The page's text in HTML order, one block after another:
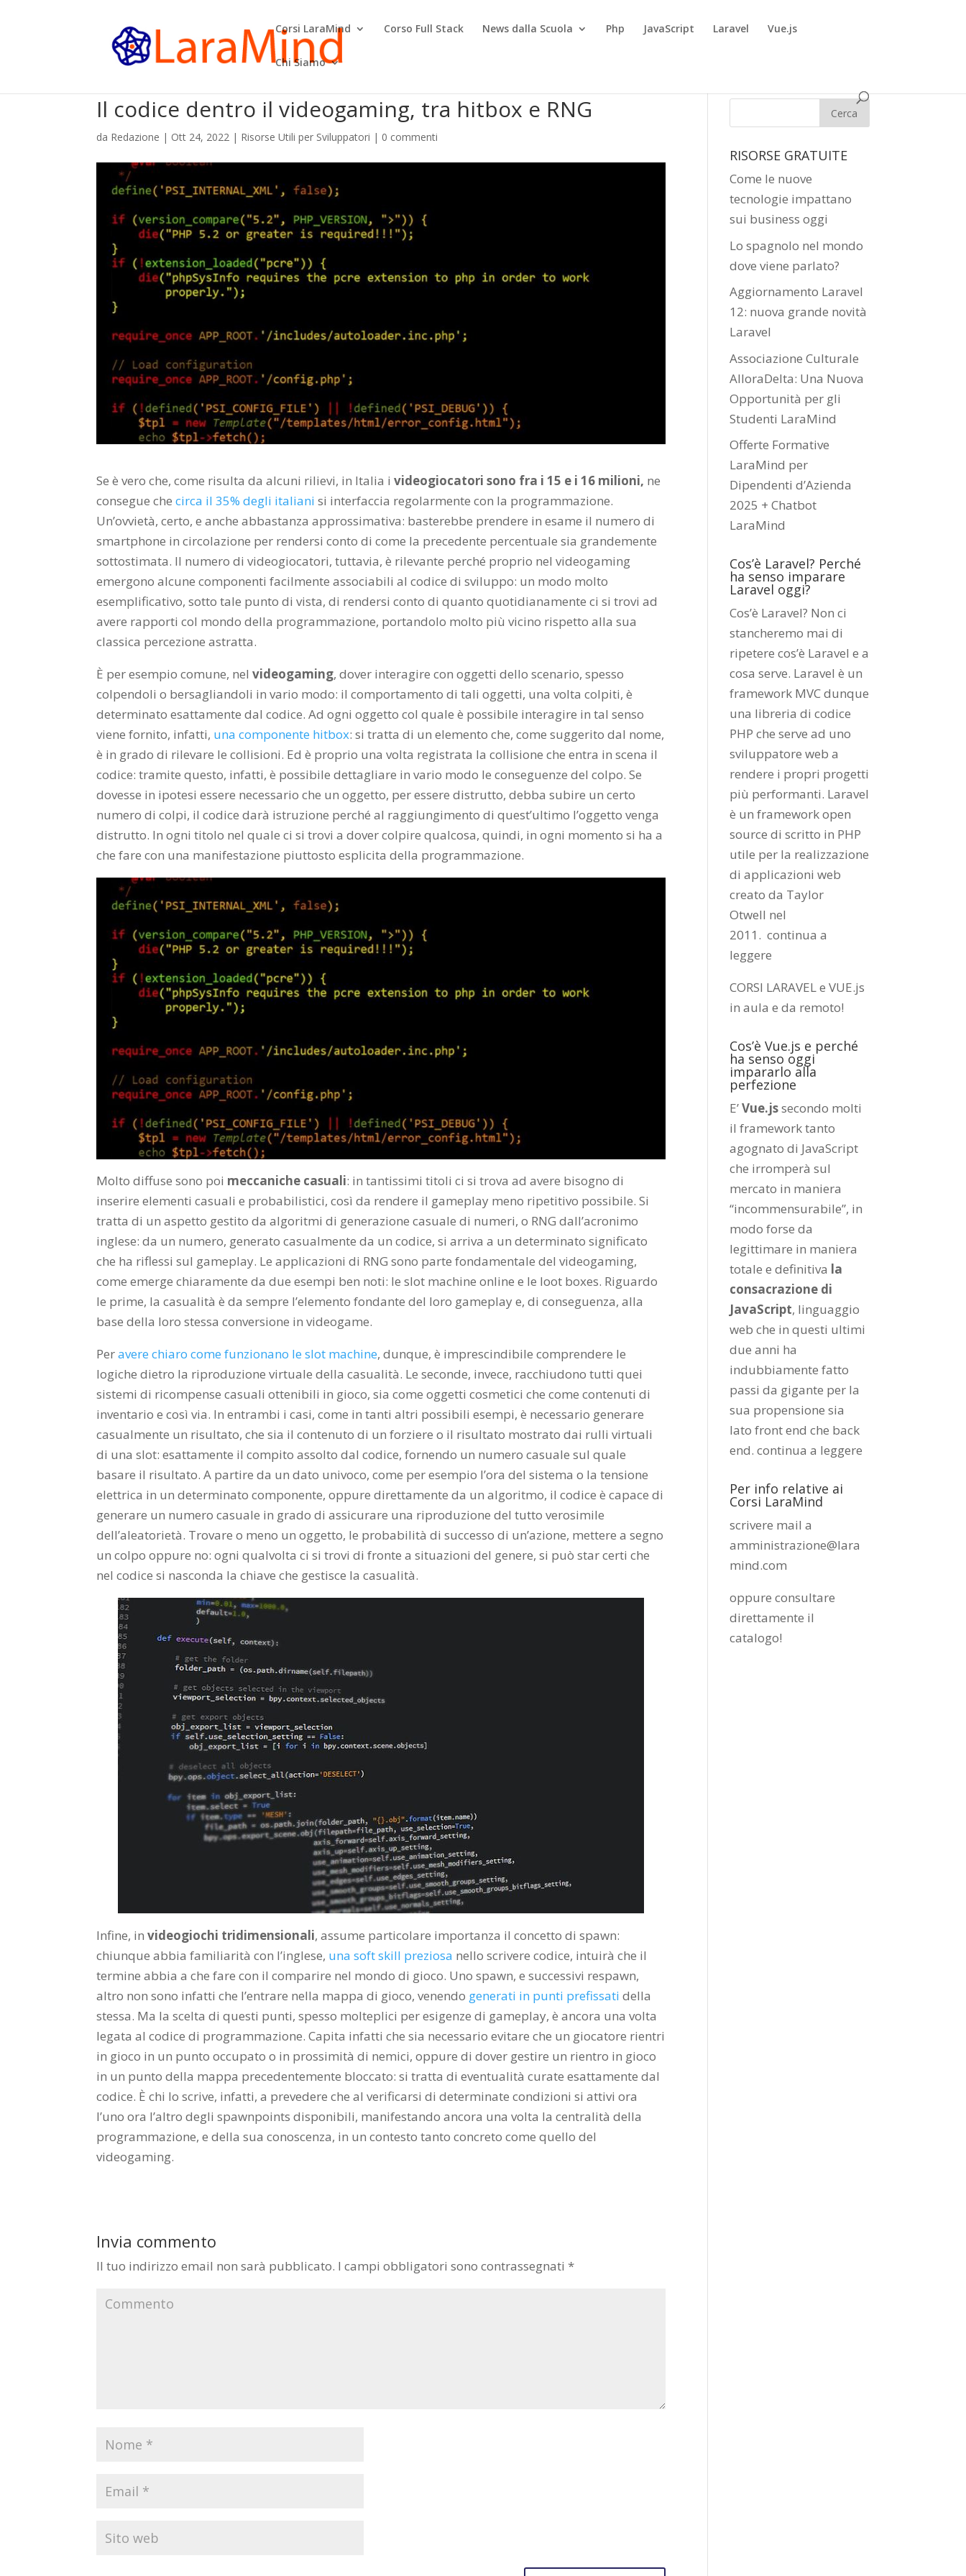
Corsi LaraMind Corso Full Stack News dalla Scuola Php JavaScript Laravel Vue.js
Chi Siamo
Il codice dentro il videogaming, tra hitbox e RNG
da Redazione | Ott 24, 2022 | Risorse Utili per Sviluppatori | 0 commenti
Se è vero che, come risulta da alcuni rilievi, in Italia ivideogiocatori sono fra i 15 e i 16 milioni, ne
consegue checirca il 35% degli italiani si interfaccia regolarmente con la programmazione.
Un’ovvietà, certo, e anche abbastanza approssimativa: basterebbe prendere in esame il numero di
smartphone in circolazione per rendersi conto di come la precedente percentuale sia grandemente
sottostimata. Il numero di videogiocatori, tuttavia, è rilevante perché proprio nel videogaming
emergono alcune componenti facilmente associabili al codice di sviluppo: un modo molto
esemplificativo, sotto tale punto di vista, di rendersi conto di quanto quotidianamente ci si trovi ad
avere rapporti col mondo della programmazione, portandolo molto più vicino rispetto alla sua
classica percezione astratta.
È per esempio comune, nelvideogaming, dover interagire con oggetti dello scenario, spesso
colpendoli o bersagliandoli in vario modo: il comportamento di tali oggetti, una volta colpiti, è
determinato esattamente dal codice. Ad ogni oggetto col quale è possibile interagire in tal senso
viene fornito, infatti, una componente hitbox: si tratta di un elemento che, come suggerito dal nome,
è in grado di rilevare le collisioni. Ed è proprio una volta registrata la collisione che entra in scena il
codice: tramite questo, infatti, è possibile dettagliare in vario modo le conseguenze del colpo. Se
dovesse in ipotesi essere necessario che un oggetto, per essere distrutto, debba subire un certo
numero di colpi, il codice darà istruzione perché al raggiungimento di quest’ultimo l’oggetto venga
distrutto. In ogni titolo nel quale ci si trovi a dover colpire qualcosa, quindi, in ogni momento si ha a
che fare con una manifestazione piuttosto esplicita della programmazione.
Molto diffuse sono poi meccaniche casuali: in tantissimi titoli ci si trova ad avere bisogno di
inserire elementi casuali e probabilistici, così da rendere il gameplay meno ripetitivo possibile. Si
tratta di un aspetto gestito da algoritmi di generazione casuale di numeri, o RNG dall’acronimo
inglese: da un numero, generato casualmente da un codice, si arriva a un determinato significato
che ha riflessi sul gameplay. Le applicazioni di RNG sono parte fondamentale del videogaming,
come emerge chiaramente da due esempi ben noti: le slot machine online e le loot boxes. Riguardo
le prime, la casualità è da sempre l’elemento fondante del loro gameplay e, di conseguenza, alla
base della loro stessa conversione in videogame.
Peravere chiaro come funzionano le slot machine, dunque, è imprescindibile comprendere le
logiche dietro la riproduzione virtuale della casualità. Le seconde, invece, racchiudono tutti quei
sistemi di ricompense casuali ottenibili in gioco, sia come oggetti cosmetici che come contenuti di
inventario e così via. In entrambi i casi, come in tanti altri possibili esempi, è necessario generare
casualmente un risultato, che sia il contenuto di un forziere o il risultato mostrato dai rulli virtuali
di una slot: esattamente il compito assolto dal codice, fornendo un numero casuale sul quale
basare il risultato. A partire da un dato univoco, come per esempio l’ora del sistema o la tensione
elettrica in un determinato componente, oppure direttamente da un algoritmo, il codice è capace di
generare un numero casuale in grado di assicurare una riproduzione del tutto verosimile
dell’aleatorietà. Trovare o meno un oggetto, le probabilità di successo di un’azione, mettere a segno
un colpo oppure no: ogni qualvolta ci si trovi di fronte a situazioni del genere, si può star certi che
nel codice si nasconda la chiave che gestisce la casualità.
Infine, invideogiochi tridimensionali, assume particolare importanza il concetto di spawn:
chiunque abbia familiarità con l’inglese, una soft skill preziosa nello scrivere codice, intuirà che il
termine abbia a che fare con il comparire nel mondo di gioco. Uno spawn, e successivi respawn,
altro non sono infatti che l’entrare nella mappa di gioco, venendo generati in punti prefissati della
stessa. Ma la scelta di questi punti, spesso molteplici per esigenze di gameplay, è ancora una volta
legata al codice di programmazione. Capita infatti che sia necessario evitare che un giocatore rientri
in gioco in un punto occupato o in prossimità di nemici, oppure di dover gestire un rientro in gioco
in un punto della mappa precedentemente bloccato: si tratta di eventualità curate esattamente dal
codice. È chi lo scrive, infatti, a prevedere che al verificarsi di determinate condizioni si attivi ora
l’uno ora l’altro degli spawnpoints disponibili, manifestando ancora una volta la centralità della
programmazione, e della sua conoscenza, in un contesto tanto concreto come quello del
videogaming.
Invia commento
Il tuo indirizzo email non sarà pubblicato. I campi obbligatori sono contrassegnati *
RISORSE GRATUITE
Come le nuove
tecnologie impattano
sui business oggi
Lo spagnolo nel mondo
dove viene parlato?
Aggiornamento Laravel
12: nuova grande novità
Laravel
Associazione Culturale
AlloraDelta: Una Nuova
Opportunità per gli
Studenti LaraMind
Offerte Formative
LaraMind per
Dipendenti d’Azienda
2025 + Chatbot
LaraMind
Cos’è Laravel? Perché
ha senso imparare
Laravel oggi?
Cos’è Laravel? Non ci
stancheremo mai di
ripetere cos’è Laravel e a
cosa serve. Laravel è un
framework MVC dunque
una libreria di codice
PHP che serve ad uno
sviluppatore web a
rendere i propri progetti
più performanti. Laravel
è un framework open
source di scritto in PHP
utile per la realizzazione
di applicazioni web
creato da Taylor
Otwell nel
2011.continua a
leggere
CORSI LARAVEL e VUE.js
in aula e da remoto!
Cos’è Vue.js e perché
ha senso oggi
impararlo alla
perfezione
E’Vue.jssecondo molti
il framework tanto
agognato di JavaScript
che irromperà sul
mercato in maniera
“incommensurabile”, in
modo forse da
legittimare in maniera
totale e definitiva la
consacrazione di
JavaScript, linguaggio
web che in questi ultimi
due anni ha
indubbiamente fatto
passi da gigante per la
sua propensione sia
lato front end che back
end.continua a leggere
Per info relative ai
Corsi LaraMind
scrivere mail a
amministrazione@lara
mind.com
oppure consultare
direttamente il
catalogo!